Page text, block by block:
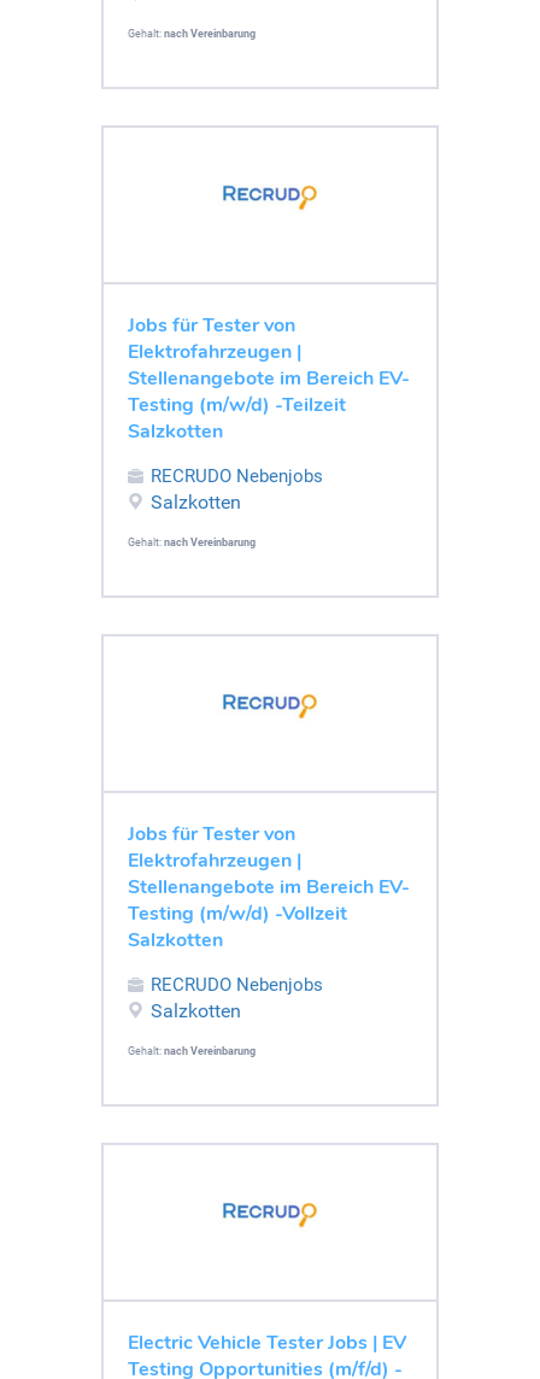
Gehalt: nach Vereinbarung
Jobs für Tester von
Elektrofahrzeugen |
Stellenangebote im Bereich EV-
Testing (m/w/d) -Teilzeit
Salzkotten
RECRUDO Nebenjobs
Salzkotten
Gehalt: nach Vereinbarung
Jobs für Tester von
Elektrofahrzeugen |
Stellenangebote im Bereich EV-
Testing (m/w/d) -Vollzeit
Salzkotten
RECRUDO Nebenjobs
Salzkotten
Gehalt: nach Vereinbarung
Electric Vehicle Tester Jobs | EV
Testing Opportunities (m/f/d) -